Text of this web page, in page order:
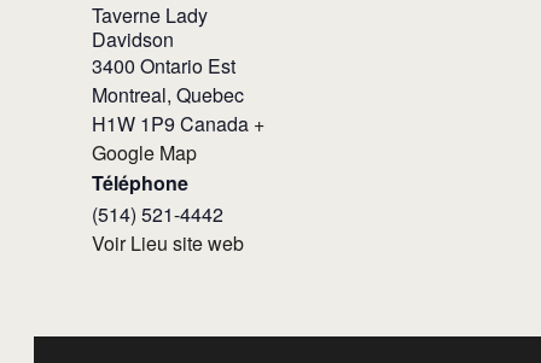
Taverne Lady
Davidson
3400 Ontario Est
Montreal, Quebec
H1W 1P9 Canada +
Google Map
Téléphone
(514) 521-4442
Voir Lieu site web